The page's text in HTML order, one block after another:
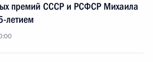
премий СССР и РСФСР Михаила
летием